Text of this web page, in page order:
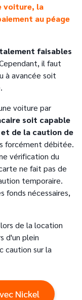
voiture, la
au péage
faisables
il faut
à avancée soit
voiture par
soit capable
de la caution de
forcément débitée.
vérification du
ne fait pas de
temporaire.
fonds nécessaires,
de la location
d'un plein
caution sur la
Nickel